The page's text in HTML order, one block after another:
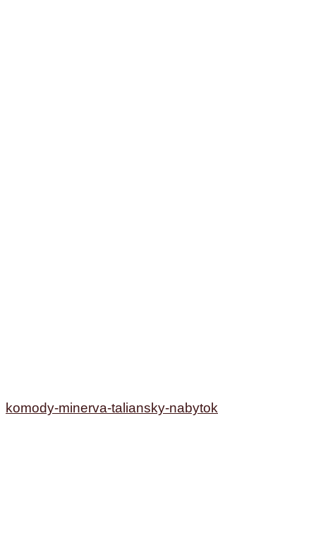
komody-minerva-taliansky-nabytok